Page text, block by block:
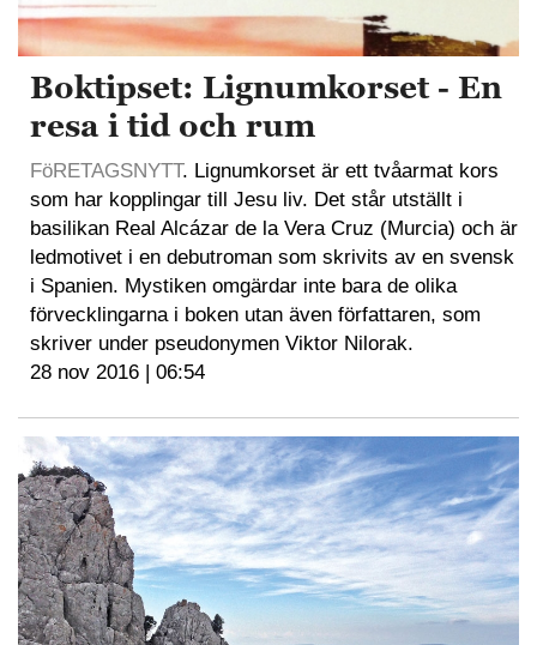
Boktipset: Lignumkorset - En
resa i tid och rum
FöRETAGSNYTT. Lignumkorset är ett tvåarmat kors
som har kopplingar till Jesu liv. Det står utställt i
basilikan Real Alcázar de la Vera Cruz (Murcia) och är
ledmotivet i en debutroman som skrivits av en svensk
i Spanien. Mystiken omgärdar inte bara de olika
förvecklingarna i boken utan även författaren, som
skriver under pseudonymen Viktor Nilorak.
28 nov 2016 | 06:54